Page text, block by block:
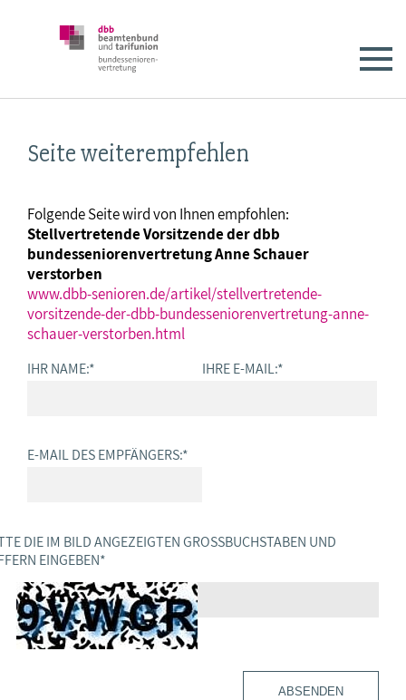
Seite weiterempfehlen
Folgende Seite wird von Ihnen empfohlen:
Stellvertretende Vorsitzende der dbb
bundesseniorenvertretung Anne Schauer
verstorben
www.dbb-senioren.de/artikel/stellvertretende-
vorsitzende-der-dbb-bundesseniorenvertretung-anne-
schauer-verstorben.html
IHR NAME:* IHRE E-MAIL:*
E-MAIL DES EMPFÄNGERS:*
DIE IM BILD ANGEZEIGTEN GROSSBUCHSTABEN UND Z
EINGEBEN *
ABSENDEN